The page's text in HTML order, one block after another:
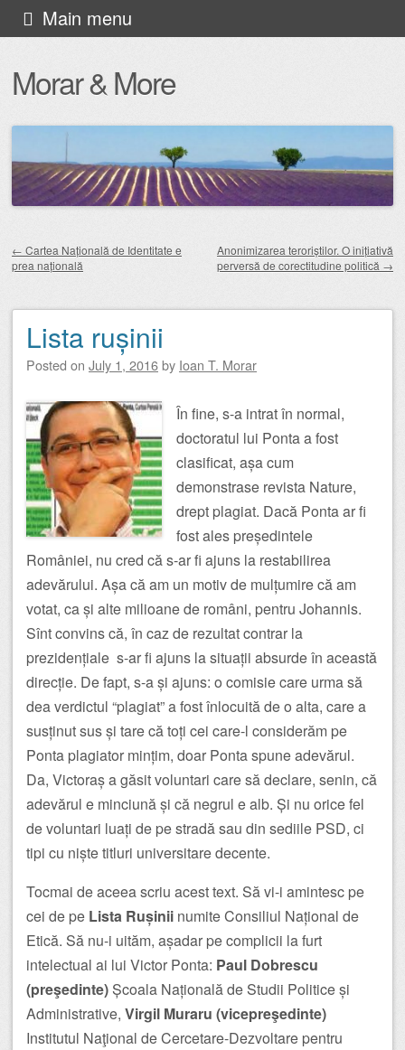
Morar & More
Main menu
Skip
to
content
Post navigation
← Cartea Națională de Identitate e
prea națională
Anonimizarea teroriștilor. O inițiativă
perversă de corectitudine politică →
Lista rușinii
Posted on July 1, 2016by Ioan T. Morar
În fine, s-a intrat în normal,
doctoratul lui Ponta a fost
clasificat, așa cum
demonstrase revista Nature,
drept plagiat. Dacă Ponta ar fi
fost ales președintele
României, nu cred că s-ar fi ajuns la restabilirea
adevărului. Așa că am un motiv de mulțumire că am
votat, ca și alte milioane de români, pentru Johannis.
Sînt convins că, în caz de rezultat contrar la
prezidențiale s-ar fi ajuns la situații absurde în această
direcție. De fapt, s-a și ajuns: o comisie care urma să
dea verdictul “plagiat” a fost înlocuită de o alta, care a
susținut sus și tare că toți cei care-l considerăm pe
Ponta plagiator mințim, doar Ponta spune adevărul.
Da, Victoraș a găsit voluntari care să declare, senin, că
adevărul e minciună și că negrul e alb. Și nu orice fel
de voluntari luați de pe stradă sau din sediile PSD, ci
tipi cu niște titluri universitare decente.
Tocmai de aceea scriu acest text. Să vi-i amintesc pe
cei de pe Lista Rușinii numite Consiliul Național de
Etică. Să nu-i uităm, așadar pe complicii la furt
intelectual ai lui Victor Ponta: Paul Dobrescu
(preşedinte) Școala Națională de Studii Politice și
Administrative, Virgil Muraru (vicepreşedinte)
Institutul Naţional de Cercetare-Dezvoltare pentru